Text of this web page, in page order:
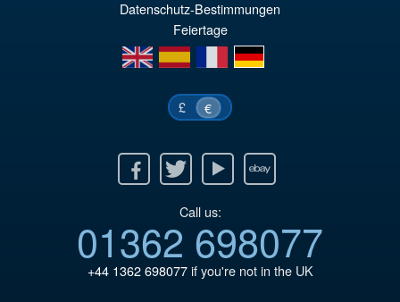
Datenschutz-Bestimmungen
Feiertage
en
es fr de
£ €
Twitter Youtube Ebay
Call us:
01362 698077
+44 1362 698077if you're not in the UK